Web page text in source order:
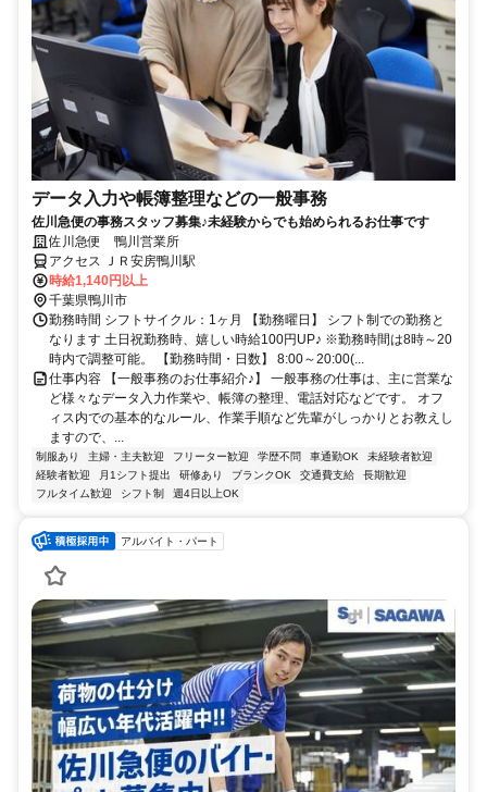
データ入力や帳簿整理などの一般事務
佐川急便の事務スタッフ募集♪未経験からでも始められるお仕事です
佐川急便 鴨川営業所
アクセス ＪＲ安房鴨川駅
時給1,140円以上
千葉県鴨川市
勤務時間 シフトサイクル：1ヶ月 【勤務曜日】 シフト制での勤務と
なります 土日祝勤務時、嬉しい時給100円UP♪ ※勤務時間は8時～20
時内で調整可能。 【勤務時間・日数】 8:00～20:00(...
仕事内容 【一般事務のお仕事紹介♪】 一般事務の仕事は、主に営業な
ど様々なデータ入力作業や、帳簿の整理、電話対応などです。 オフ
ィス内での基本的なルール、作業手順など先輩がしっかりとお教えし
ますので、...
制服あり 主婦・主夫歓迎 フリーター歓迎 学歴不問 車通勤OK
未経験者歓迎
経験者歓迎
月1シフト提出 研修あり ブランクOK 交通費支給
長期歓迎
フルタイム歓迎
シフト制 週4日以上OK
アルバイト・パート